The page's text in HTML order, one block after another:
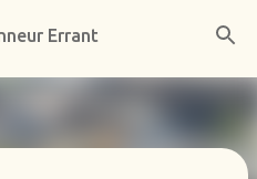
principal
Errant